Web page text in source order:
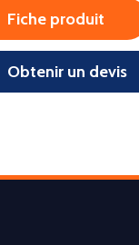
Fiche produit
Obtenir un devis